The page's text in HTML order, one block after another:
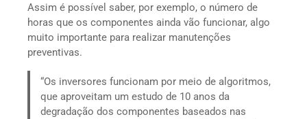
Assim é possível saber, por exemplo, o número de
horas que os componentes ainda vão funcionar, algo
muito importante para realizar manutenções
preventivas.
“Os inversores funcionam por meio de algoritmos,
que aproveitam um estudo de 10 anos da
degradação dos componentes baseados nas